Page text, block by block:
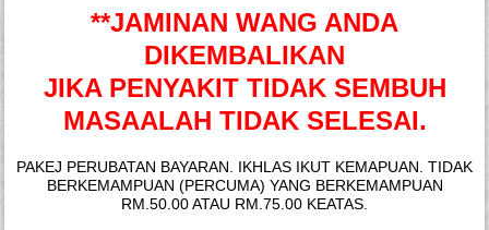
**JAMINAN WANG ANDA
DIKEMBALIKAN
JIKA PENYAKIT TIDAK SEMBUH
MASAALAH TIDAK SELESAI.
PAKEJ PERUBATAN BAYARAN. IKHLAS IKUT KEMAPUAN. TIDAK
BERKEMAMPUAN (PERCUMA) YANG BERKEMAMPUAN
RM.50.00 ATAU RM.75.00 KEATAS.